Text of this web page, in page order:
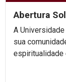
Abertura
A
sua
espiritualidade